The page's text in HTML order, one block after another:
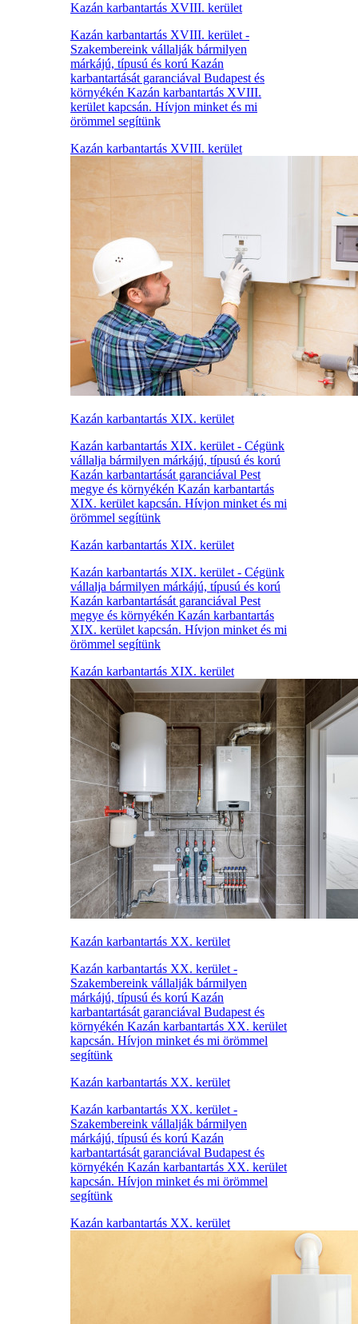
Kazán karbantartás XVIII. kerület
Kazán karbantartás XVIII. kerület -
Szakembereink vállalják bármilyen
márkájú, típusú és korú Kazán
karbantartását garanciával Budapest és
környékén Kazán karbantartás XVIII.
kerület kapcsán. Hívjon minket és mi
örömmel segítünk
Kazán karbantartás XVIII. kerület
Kazán karbantartás XIX. kerület
Kazán karbantartás XIX. kerület - Cégünk
vállalja bármilyen márkájú, típusú és korú
Kazán karbantartását garanciával Pest
megye és környékén Kazán karbantartás
XIX. kerület kapcsán. Hívjon minket és mi
örömmel segítünk
Kazán karbantartás XIX. kerület
Kazán karbantartás XIX. kerület - Cégünk
vállalja bármilyen márkájú, típusú és korú
Kazán karbantartását garanciával Pest
megye és környékén Kazán karbantartás
XIX. kerület kapcsán. Hívjon minket és mi
örömmel segítünk
Kazán karbantartás XIX. kerület
Kazán karbantartás XX. kerület
Kazán karbantartás XX. kerület -
Szakembereink vállalják bármilyen
márkájú, típusú és korú Kazán
karbantartását garanciával Budapest és
környékén Kazán karbantartás XX. kerület
kapcsán. Hívjon minket és mi örömmel
segítünk
Kazán karbantartás XX. kerület
Kazán karbantartás XX. kerület -
Szakembereink vállalják bármilyen
márkájú, típusú és korú Kazán
karbantartását garanciával Budapest és
környékén Kazán karbantartás XX. kerület
kapcsán. Hívjon minket és mi örömmel
segítünk
Kazán karbantartás XX. kerület